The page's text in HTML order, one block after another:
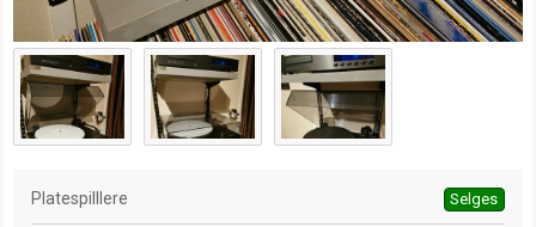
Platespilllere Selges